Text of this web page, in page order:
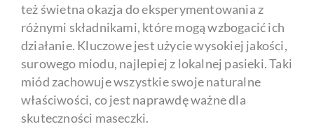
też świetna okazja do eksperymentowania z
różnymi składnikami, które mogą wzbogacić ich
działanie. Kluczowe jest użycie wysokiej jakości,
surowego miodu, najlepiej z lokalnej pasieki. Taki
miód zachowuje wszystkie swoje naturalne
właściwości, co jest naprawdę ważne dla
skuteczności maseczki.